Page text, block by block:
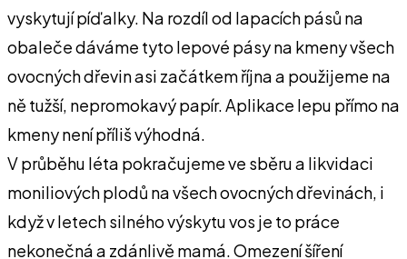
vyskytují píďalky. Na rozdíl od lapacích pásů na
obaleče dáváme tyto lepové pásy na kmeny všech
ovocných dřevin asi začátkem října a použijeme na
ně tužší, nepromokavý papír. Aplikace lepu přímo na
kmeny není příliš výhodná.
V průběhu léta pokračujeme ve sběru a likvidaci
moniliových plodů na všech ovocných dřevinách, i
když v letech silného výskytu vos je to práce
nekonečná a zdánlivě mamá. Omezení šíření